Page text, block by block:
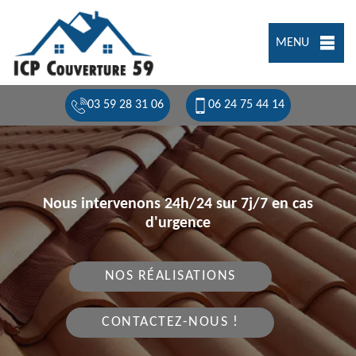
MENU
03 59 28 31 06 06 24 75 44 14
Nous intervenons 24h/24 sur 7j/7 en cas
d'urgence
NOS RÉALISATIONS
CONTACTEZ-NOUS !